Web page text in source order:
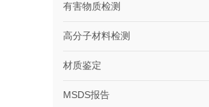
有害物质检测
高分子材料检测
材质鉴定
MSDS报告